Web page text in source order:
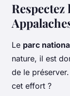
Le parc
nature, il est
de le
cet effort ?